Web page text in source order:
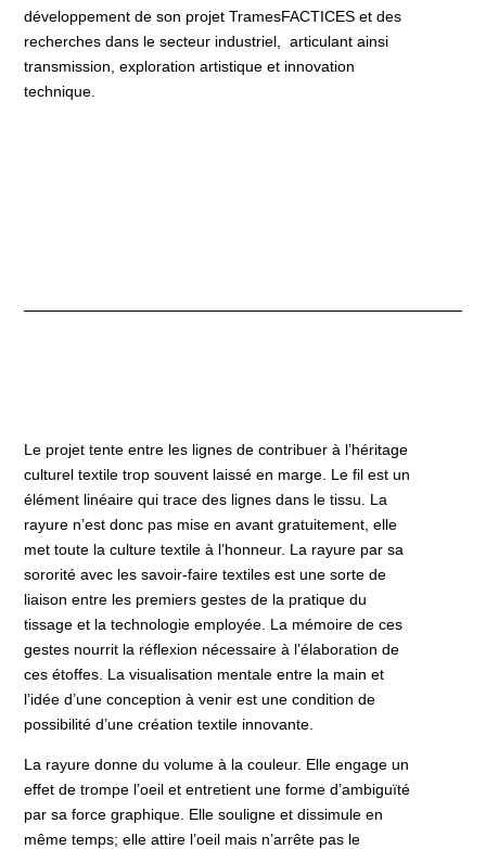
développement de son projet TramesFACTICES et des
recherches dans le secteur industriel, articulant ainsi
transmission, exploration artistique et innovation
technique.
Le projet tente entre les lignes de contribuer à l’héritage
culturel textile trop souvent laissé en marge. Le fil est un
élément linéaire qui trace des lignes dans le tissu. La
rayure n’est donc pas mise en avant gratuitement, elle
met toute la culture textile à l’honneur. La rayure par sa
sororité avec les savoir-faire textiles est une sorte de
liaison entre les premiers gestes de la pratique du
tissage et la technologie employée. La mémoire de ces
gestes nourrit la réflexion nécessaire à l’élaboration de
ces étoffes. La visualisation mentale entre la main et
l’idée d’une conception à venir est une condition de
possibilité d’une création textile innovante.
La rayure donne du volume à la couleur. Elle engage un
effet de trompe l’oeil et entretient une forme d’ambiguïté
par sa force graphique. Elle souligne et dissimule en
même temps; elle attire l’oeil mais n’arrête pas le